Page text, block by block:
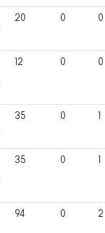
20 0 0
12 0 0
35 0 1
35 0 1
94 0 2